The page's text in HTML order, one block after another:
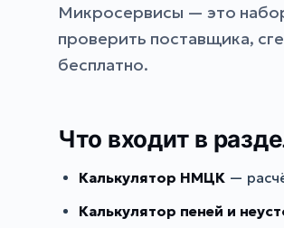
Микросервисы — это
проверить поставщика,
бесплатно.
Что входит в
Калькулятор НМЦК —
Калькулятор пеней и